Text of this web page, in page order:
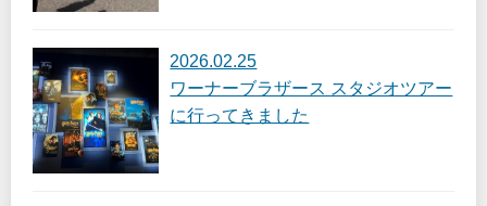
2026.02.25
ワーナーブラザース スタジオツアー
に行ってきました